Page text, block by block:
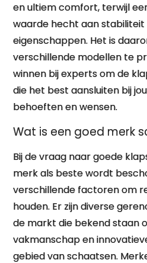
en ultiem comfort, terwijl
waarde hecht aan
eigenschappen. Het is
verschillende modellen te
winnen bij experts om de
die het best aansluiten bij
behoeften en wensen.
Wat is een goed merk
Bij de vraag naar goede
merk als beste wordt
verschillende factoren om
houden. Er zijn diverse
de markt die bekend staan
vakmanschap en
gebied van schaatsen.